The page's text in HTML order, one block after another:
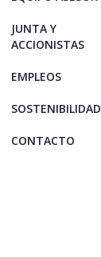
JUNTA Y
ACCIONISTAS
EMPLEOS
SOSTENIBILIDAD
CONTACTO